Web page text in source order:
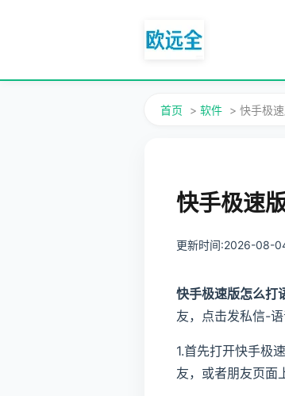
首页 > 软件 > 快手极
快手极速
更新时间:2026-08-
快手极速版怎么打
友，点击发私信-语
1.首先打开快手极
友，或者朋友页面